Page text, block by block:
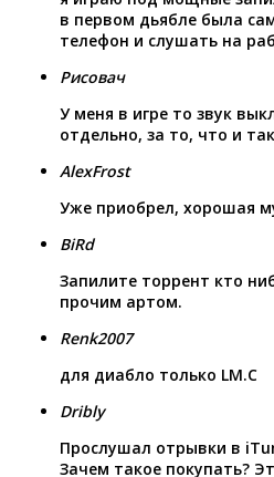
в первом дьябле была
телефон и слушать на
Рисовач
У меня в игре то звук
отдельно, за то, что и
AlexFrost
Уже приобрел, хорошая
BiRd
Запилите торрент кто
прочим артом.
Renk2007
для диабло только LM.C
Dribly
Прослушал отрывки в
Зачем такое покупать?